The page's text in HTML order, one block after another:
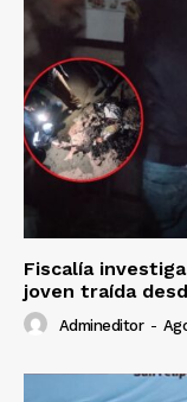
Fiscalía
joven traída
Admineditor -